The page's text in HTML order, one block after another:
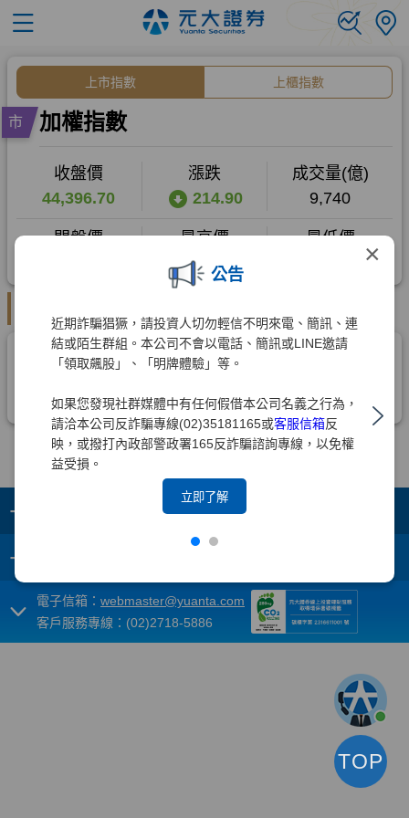
×
公告
近期詐騙猖獗，請投資人切勿輕信不明來電、簡訊、連
結或陌生群組。本公司不會以電話、簡訊或LINE邀請
「領取飆股」、「明牌體驗」等。
如果您發現社群媒體中有任何假借本公司名義之行為，
請洽本公司反詐騙專線(02)35181165或客服信箱反
映，或撥打內政部警政署165反詐騙諮詢專線，以免權
益受損。
立即了解
+
+
電子信箱： webmaster@yuanta.com
客戶服務專線：(02)2718-5886
TOP